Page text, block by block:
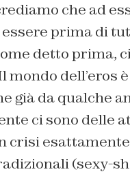
che ad
essere prima di
detto prima,
mondo dell’eros
già da qualche
ci sono delle
crisi
(sexy-